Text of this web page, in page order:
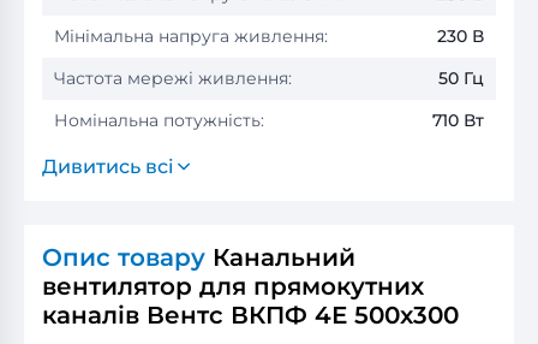
Мінімальна напруга живлення:
230 В
Частота мережі живлення:
50 Гц
Номінальна потужність:
710 Вт
Дивитись всі
Опис товару Канальний
вентилятор для прямокутних
каналів Вентс ВКПФ 4Е 500x300